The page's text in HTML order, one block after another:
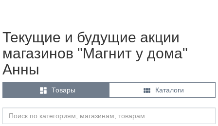
Текущие и будущие акции
магазинов "Магнит у дома"
Анны
 Товары  Каталоги